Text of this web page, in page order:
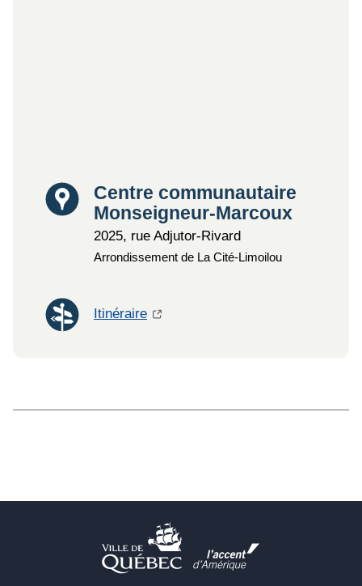
Lieu
Centre communautaire
Monseigneur-Marcoux
2025, rue Adjutor-Rivard
Arrondissement de La Cité-Limoilou
Itinéraire